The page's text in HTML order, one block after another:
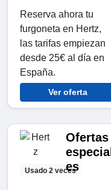
Reserva ahora tu
furgoneta en Hertz,
las tarifas empiezan
desde 25€ al día en
España.
Ver oferta
Usado 2 veces
Ofertas
especial
es